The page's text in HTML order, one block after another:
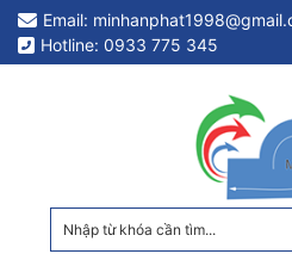
Email:
Hotline: 0933 775 345